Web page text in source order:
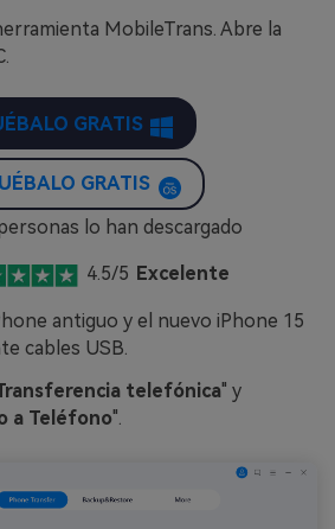
MobileTrans. Abre la
GRATIS
GRATIS
lo han descargado
4.5/5 Excelente
antiguo y el nuevo iPhone 15
cables USB.
telefónica" y
a Teléfono".